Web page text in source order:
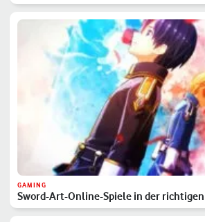
GAMING
Sword-Art-Online-Spiele in der